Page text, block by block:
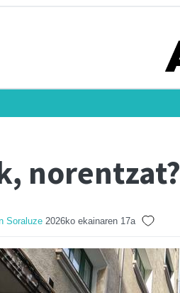
norentzat?
Soraluze 2026ko ekainaren 17a